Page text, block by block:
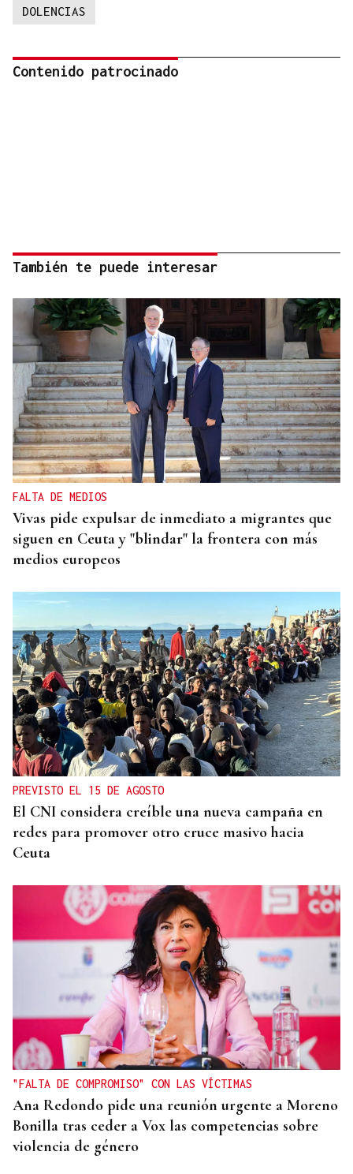
DOLENCIAS
Contenido patrocinado
También te puede interesar
FALTA DE MEDIOS
Vivas pide expulsar de inmediato a migrantes que
siguen en Ceuta y "blindar" la frontera con más
medios europeos
PREVISTO EL 15 DE AGOSTO
El CNI considera creíble una nueva campaña en
redes para promover otro cruce masivo hacia
Ceuta
"FALTA DE COMPROMISO" CON LAS VÍCTIMAS
Ana Redondo pide una reunión urgente a Moreno
Bonilla tras ceder a Vox las competencias sobre
violencia de género